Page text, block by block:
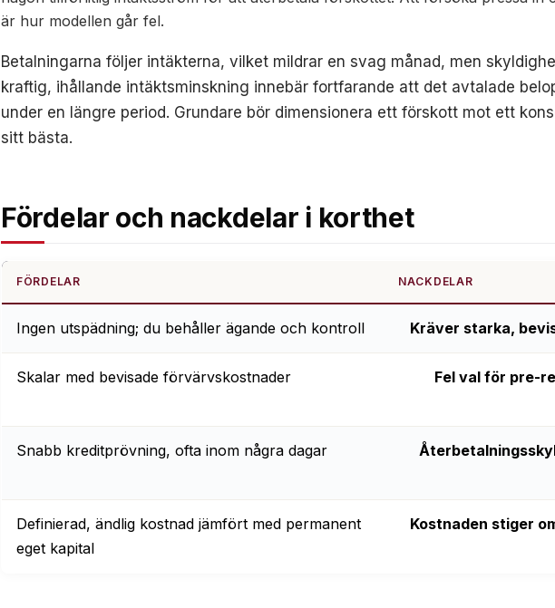
är hur modellen går fel.
Betalningarna följer intäkterna, vilket mildrar en svag månad, men
kraftig, ihållande intäktsminskning innebär fortfarande att det avtalade
under en längre period. Grundare bör dimensionera ett förskott mot ett
sitt bästa.
Fördelar och nackdelar i korthet
FÖRDELAR NACKDELAR
Ingen utspädning; du behåller ägande och kontroll Kräver starka,
Skalar med bevisade förvärvskostnader
Fel val för pre-
Snabb kreditprövning, ofta inom några dagar
Definierad, ändlig kostnad jämfört med permanent
eget kapital
Kostnaden stiger